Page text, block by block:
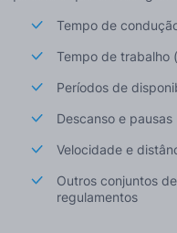
Tempo de
Tempo de trabalho
Períodos de
Descanso e pausas
Velocidade e
Outros conjuntos
regulamentos